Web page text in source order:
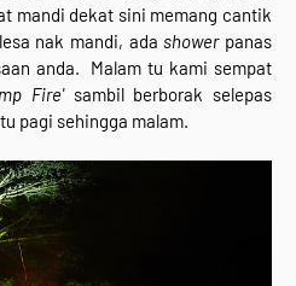
mandi dekat sini memang cantik
nak mandi, adashower panas
anda. Malam tu kami sempat
Fire' sambil berborak selepas
pagi sehingga malam.